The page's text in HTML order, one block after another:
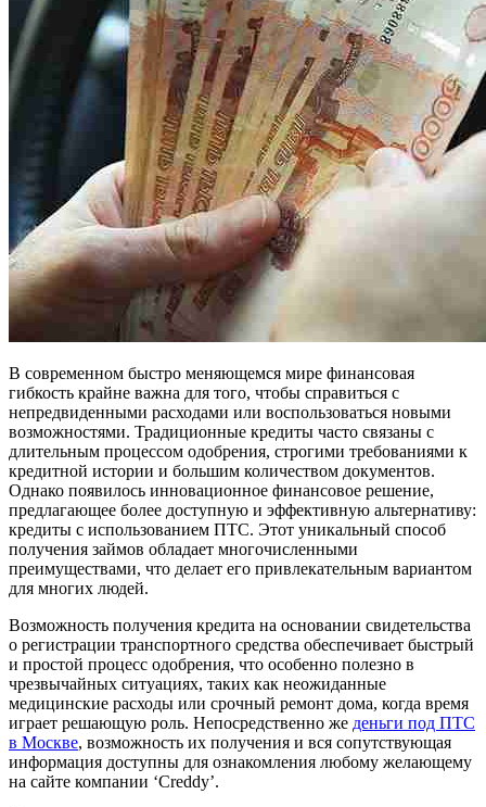
В современном быстро меняющемся мире финансовая
гибкость крайне важна для того, чтобы справиться с
непредвиденными расходами или воспользоваться новыми
возможностями. Традиционные кредиты часто связаны с
длительным процессом одобрения, строгими требованиями к
кредитной истории и большим количеством документов.
Однако появилось инновационное финансовое решение,
предлагающее более доступную и эффективную альтернативу:
кредиты с использованием ПТС. Этот уникальный способ
получения займов обладает многочисленными
преимуществами, что делает его привлекательным вариантом
для многих людей.
Возможность получения кредита на основании свидетельства
о регистрации транспортного средства обеспечивает быстрый
и простой процесс одобрения, что особенно полезно в
чрезвычайных ситуациях, таких как неожиданные
медицинские расходы или срочный ремонт дома, когда время
играет решающую роль. Непосредственно же деньги под ПТС
в Москве, возможность их получения и вся сопутствующая
информация доступны для ознакомления любому желающему
на сайте компании ‘Creddy’.